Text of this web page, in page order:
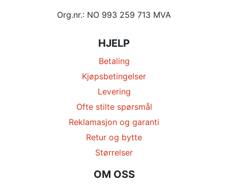
Org.nr.: NO 993 259 713 MVA
HJELP
Betaling
Kjøpsbetingelser
Levering
Ofte stilte spørsmål
Reklamasjon og garanti
Retur og bytte
Størrelser
OM OSS